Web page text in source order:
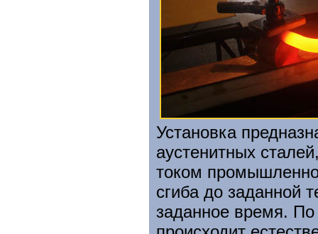
Установка
аустенитных
током
сгиба до заданной
заданное время. По